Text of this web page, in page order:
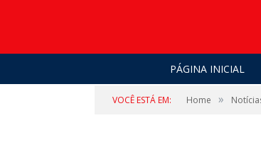
PÁGINA INICIAL
VOCÊ ESTÁ EM: Home »